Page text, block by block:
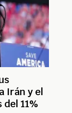
Irán y el
11%